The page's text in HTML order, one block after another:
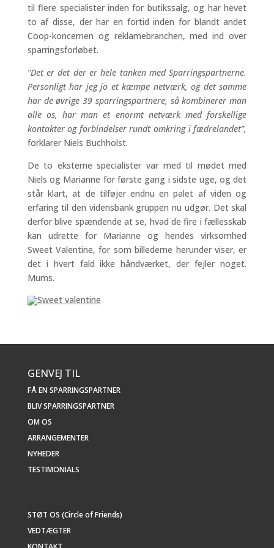
til flere specialister inden for butikssalg, og har hevet
to af disse, der har en fortid inden for blandt andet
Coop-koncernen og reklamebranchen, med ind over
sparringsforløbet.
”Det er det der er hele tanken med Sparringspartnerne.
Personligt har jeg jo et kæmpe netværk, og det samme
har de øvrige 39 sparringspartnere, så kombinerer man
alle os, har man et enormt netværk med forskellige
kontakter og forbindelser rundt omkring i fædrelandet”,
forklarer Niels Buchholst.
De to eksterne specialister var med til mødet med
Niels og Marianne for første gang i sidste uge, og det
står klart, at de tilføjer endnu en palet af viden og
erfaring til den vidensbank gruppen nu udgør. Det skal
derfor blive spændende at se, hvad de fire i fællesskab
kan udrette for Marianne og hendes virksomhed
Sweet Valentine, for som billederne herunder viser, er
det i hvert fald ikke håndværket, der fejler noget.
Mums.
GENVEJ TIL
FÅ EN SPARRINGSPARTNER
BLIV SPARRINGSPARTNER
OM OS
ARRANGEMENTER
NYHEDER
TESTIMONIALS
STØT OS (Circle of Friends)
VEDTÆGTER